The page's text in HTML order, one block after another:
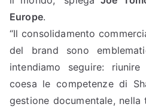
Europe.
“Il consolidamento
del brand sono
intendiamo seguire:
coesa le competenze di
gestione documentale,